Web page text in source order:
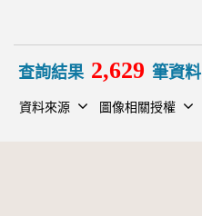
查詢結果 2,629 筆資料
資料來源 圖像相關授權